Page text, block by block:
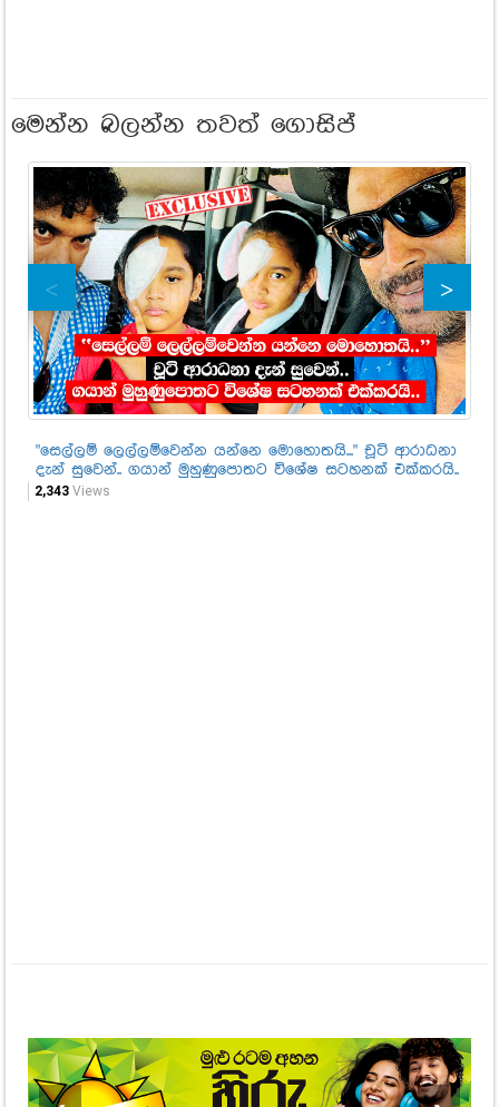
මෙන්න බලන්න තවත් ගොසිප්
"සෙල්ලම් ලෙල්ලම්වෙන්න යන්නෙ මොහොතයි..." චූටි ආරාධනා
දැන් සුවෙන්.. ගයාන් මුහුණුපොතට විශේෂ සටහනක් එක්කරයි..
2,343 Views